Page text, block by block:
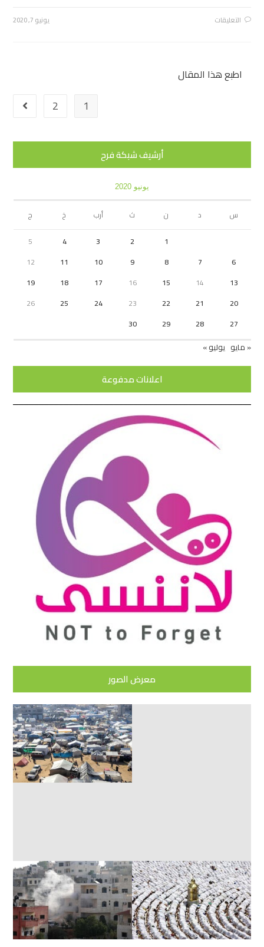
التعليقات يونيو 7, 2020
اطبع هذا المقال
1
2
أرشيف شبكة فرح
يونيو 2020
س د ن ث أرب خ
ج
1
2
3
4
5
6
7
8
9
10
11
12
13
14
15
16
17
18
19
20
21
22
23
24
25
26
27
28
29
30
« مايو يوليو »
اعلانات مدفوعة
معرض الصور